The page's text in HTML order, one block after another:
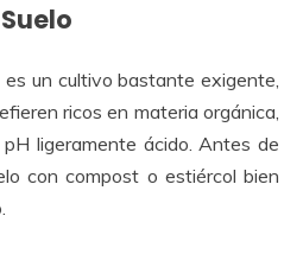
un cultivo bastante exigente,
ricos en materia orgánica,
ligeramente ácido. Antes de
con compost o estiércol bien